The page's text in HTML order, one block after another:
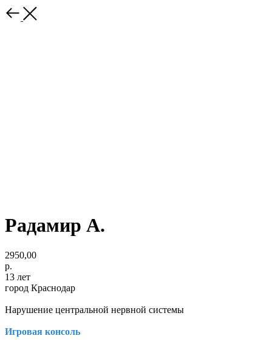
Радамир А.
2950,00
р.
13 лет
город Краснодар
Нарушение центральной нервной системы
Игровая консоль